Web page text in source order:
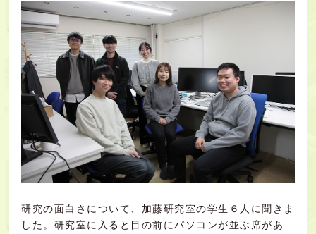
研究の面白さについて、加藤研究室の学生６人に聞きま
した。研究室に入ると目の前にパソコンが並ぶ席があ